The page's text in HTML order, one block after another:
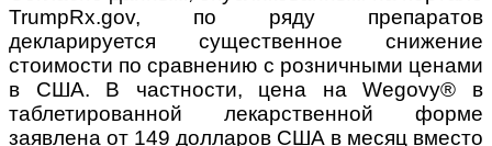
TrumpRx.gov, по ряду препаратов
декларируется существенное снижение
стоимости по сравнению с розничными ценами
в США. В частности, цена на Wegovy® в
таблетированной лекарственной форме
заявлена от 149 долларов США в месяц вместо